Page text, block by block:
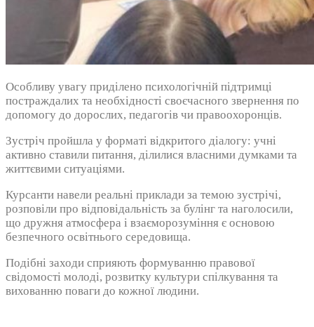
Особливу увагу приділено психологічній підтримці
постраждалих та необхідності своєчасного звернення по
допомогу до дорослих, педагогів чи правоохоронців.
Зустріч пройшла у форматі відкритого діалогу: учні
активно ставили питання, ділилися власними думками та
життєвими ситуаціями.
Курсанти навели реальні приклади за темою зустрічі,
розповіли про відповідальність за булінг та наголосили,
що дружня атмосфера і взаєморозуміння є основою
безпечного освітнього середовища.
Подібні заходи сприяють формуванню правової
свідомості молоді, розвитку культури спілкування та
вихованню поваги до кожної людини.